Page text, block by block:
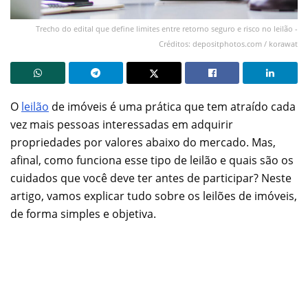
Trecho do edital que define limites entre retorno seguro e risco no leilão -
Créditos: depositphotos.com / korawat
O leilão de imóveis é uma prática que tem atraído cada
vez mais pessoas interessadas em adquirir
propriedades por valores abaixo do mercado. Mas,
afinal, como funciona esse tipo de leilão e quais são os
cuidados que você deve ter antes de participar? Neste
artigo, vamos explicar tudo sobre os leilões de imóveis,
de forma simples e objetiva.